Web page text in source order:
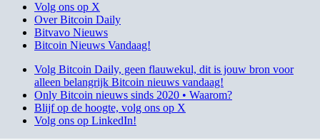
Volg ons op X
Over Bitcoin Daily
Bitvavo Nieuws
Bitcoin Nieuws Vandaag!
Volg Bitcoin Daily, geen flauwekul, dit is jouw bron voor
alleen belangrijk Bitcoin nieuws vandaag!
Only Bitcoin nieuws sinds 2020 • Waarom?
Blijf op de hoogte, volg ons op X
Volg ons op LinkedIn!